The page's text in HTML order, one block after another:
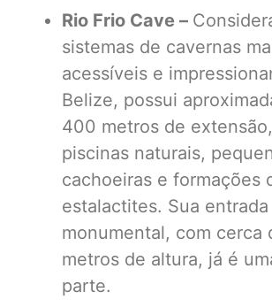
Rio Frio Cave –
sistemas de cavernas
acessíveis e
Belize, possui
400 metros de
piscinas naturais,
cachoeiras e formações
estalactites. Sua entrada
monumental, com cerca
metros de altura, já é
parte.